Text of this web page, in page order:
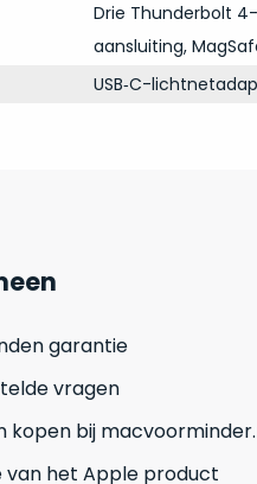
Drie Thunderbolt
aansluiting,
USB‑C-
garantie
vragen
kopen bij
van het Apple product